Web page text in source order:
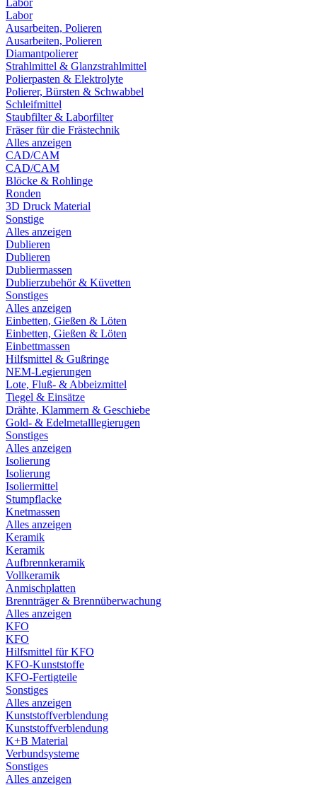
Labor
Labor
Ausarbeiten, Polieren
Ausarbeiten, Polieren
Diamantpolierer
Strahlmittel & Glanzstrahlmittel
Polierpasten & Elektrolyte
Polierer, Bürsten & Schwabbel
Schleifmittel
Staubfilter & Laborfilter
Fräser für die Frästechnik
Alles anzeigen
CAD/CAM
CAD/CAM
Blöcke & Rohlinge
Ronden
3D Druck Material
Sonstige
Alles anzeigen
Dublieren
Dublieren
Dubliermassen
Dublierzubehör & Küvetten
Sonstiges
Alles anzeigen
Einbetten, Gießen & Löten
Einbetten, Gießen & Löten
Einbettmassen
Hilfsmittel & Gußringe
NEM-Legierungen
Lote, Fluß- & Abbeizmittel
Tiegel & Einsätze
Drähte, Klammern & Geschiebe
Gold- & Edelmetalllegierugen
Sonstiges
Alles anzeigen
Isolierung
Isolierung
Isoliermittel
Stumpflacke
Knetmassen
Alles anzeigen
Keramik
Keramik
Aufbrennkeramik
Vollkeramik
Anmischplatten
Brennträger & Brennüberwachung
Alles anzeigen
KFO
KFO
Hilfsmittel für KFO
KFO-Kunststoffe
KFO-Fertigteile
Sonstiges
Alles anzeigen
Kunststoffverblendung
Kunststoffverblendung
K+B Material
Verbundsysteme
Sonstiges
Alles anzeigen